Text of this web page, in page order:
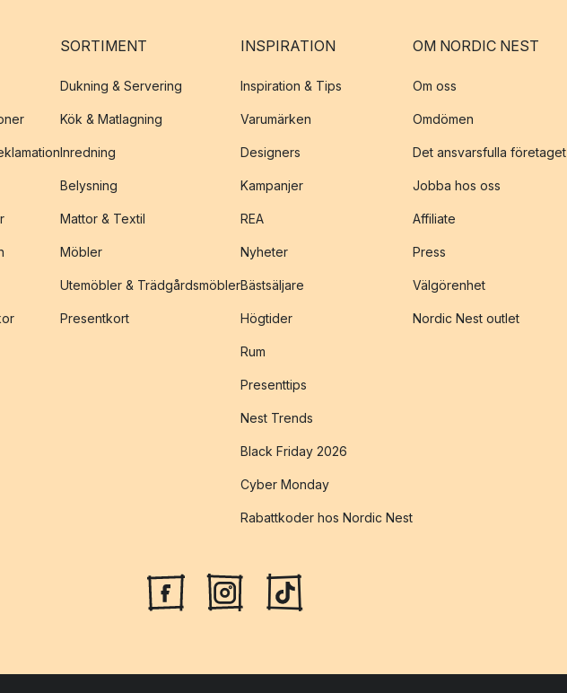
SORTIMENT
Dukning & Servering
Kök & Matlagning
Inredning
Belysning
Mattor & Textil
Möbler
Utemöbler & Trädgårdsmöbler
Presentkort
INSPIRATION
Inspiration & Tips
Varumärken
Designers
Kampanjer
REA
Nyheter
Bästsäljare
Högtider
Rum
Presenttips
Nest Trends
Black Friday 2026
Cyber Monday
Rabattkoder hos Nordic Nest
OM NORDIC NEST
Om oss
Omdömen
Det ansvarsfulla företaget
Jobba hos oss
Affiliate
Press
Välgörenhet
Nordic Nest outlet